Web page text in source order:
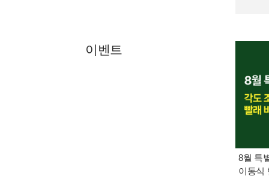
이벤트
8월 특
이동식